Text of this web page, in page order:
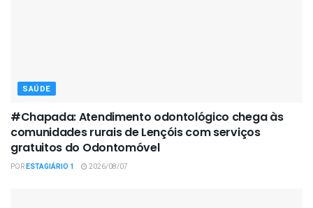
SAÚDE
#Chapada: Atendimento odontológico chega às
comunidades rurais de Lençóis com serviços
gratuitos do Odontomóvel
PORESTAGIÁRIO 1 2026/08/07